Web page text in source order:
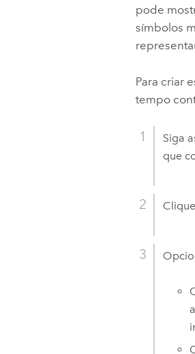
pode
símbolos
Para criar
tempo
Siga
que